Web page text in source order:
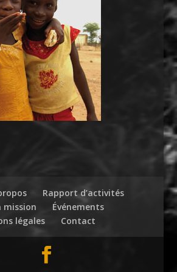
Rapport d’activités
mission
Événements
légales
Contact